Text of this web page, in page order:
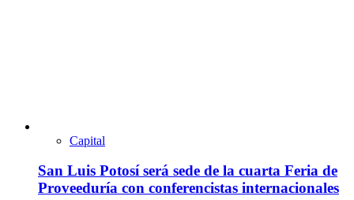
Capital
San Luis Potosí será sede de la cuarta Feria de
Proveeduría con conferencistas internacionales